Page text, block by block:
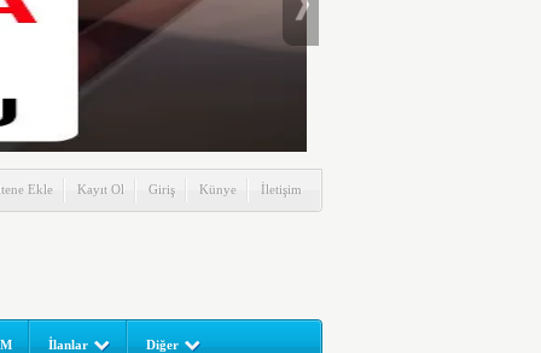
Ekle Kayıt Ol Giriş Künye İletişim
İlanlar Diğer